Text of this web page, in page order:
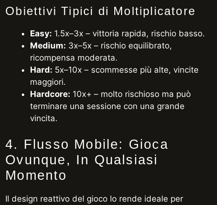
Obiettivi Tipici di Moltiplicatore
Easy: 1.5x–3x – vittoria rapida, rischio basso.
Medium: 3x–5x – rischio equilibrato,
ricompensa moderata.
Hard: 5x–10x – scommesse più alte, vincite
maggiori.
Hardcore: 10x+ – molto rischioso ma può
terminare una sessione con una grande
vincita.
4. Flusso Mobile: Gioca
Ovunque, In Qualsiasi
Momento
Il design reattivo del gioco lo rende ideale per